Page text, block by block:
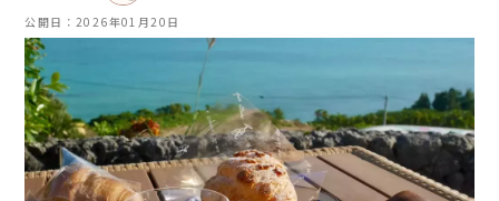
公開日：2026年01月20日